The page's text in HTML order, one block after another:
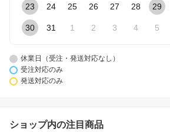
23 24 25 26 27 28 29
30 31 1 2 3 4 5
休業日（受注・発送対応なし）
受注対応のみ
発送対応のみ
ショップ内の注目商品